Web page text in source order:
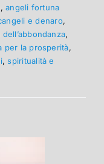
,angeli fortuna
e denaro,
,
per la prosperità,
,spiritualità e